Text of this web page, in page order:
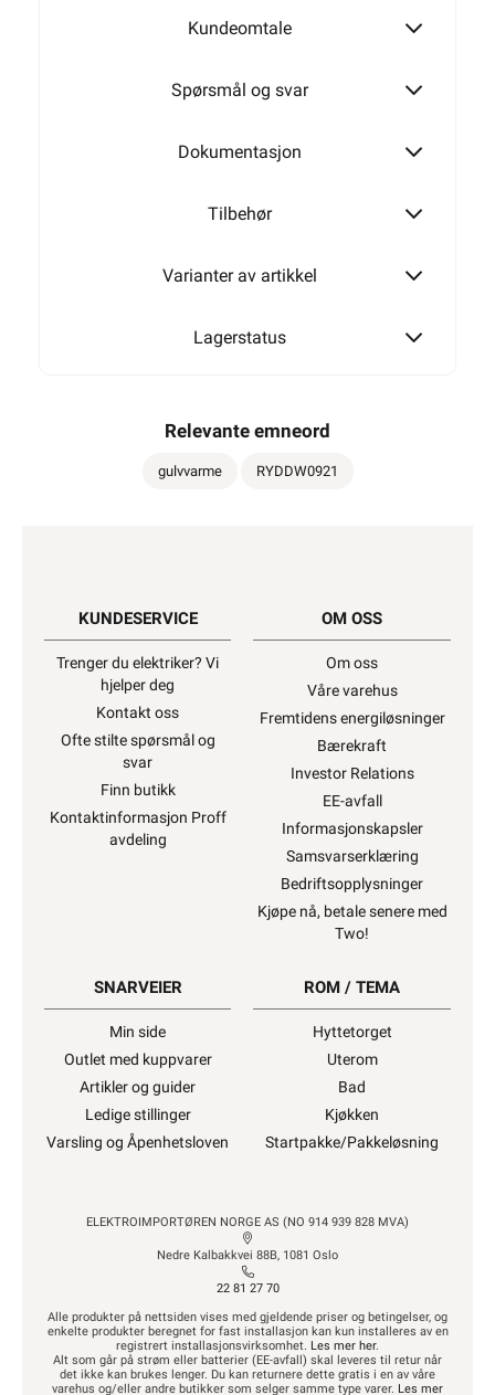
290W
510W
575W
880W
930W
1070W
Kundeomtale
Spørsmål og svar
Dokumentasjon
Tilbehør
Varianter av artikkel
Lagerstatus
Relevante emneord
gulvvarme RYDDW0921
KUNDESERVICE
Trenger du elektriker? Vi
hjelper deg
Kontakt oss
Ofte stilte spørsmål og
svar
Finn butikk
Kontaktinformasjon Proff
avdeling
OM OSS
Om oss
Våre varehus
Fremtidens energiløsninger
Bærekraft
Investor Relations
EE-avfall
Informasjonskapsler
Samsvarserklæring
Bedriftsopplysninger
Kjøpe nå, betale senere med
Two!
SNARVEIER
Min side
Outlet med kuppvarer
Artikler og guider
Ledige stillinger
Varsling og Åpenhetsloven
ROM / TEMA
Hyttetorget
Uterom
Bad
Kjøkken
Startpakke/Pakkeløsning
ELEKTROIMPORTØREN NORGE AS (NO 914 939 828 MVA)
Nedre Kalbakkvei 88B, 1081 Oslo
22 81 27 70
Alle produkter på nettsiden vises med gjeldende priser og betingelser, og
enkelte produkter beregnet for fast installasjon kan kun installeres av en
registrert installasjonsvirksomhet. Les mer her.
Alt som går på strøm eller batterier (EE-avfall) skal leveres til retur når
det ikke kan brukes lenger. Du kan returnere dette gratis i en av våre
varehus og/eller andre butikker som selger samme type varer. Les mer